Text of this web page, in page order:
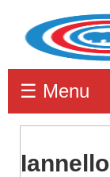
☰ Menu
Iannello